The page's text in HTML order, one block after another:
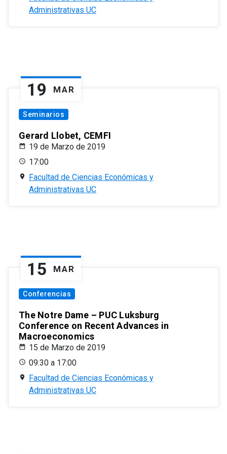
Administrativas UC
19 MAR
Seminarios
Gerard Llobet, CEMFI
19 de Marzo de 2019
17:00
Facultad de Ciencias Económicas y
Administrativas UC
15 MAR
Conferencias
The Notre Dame – PUC Luksburg
Conference on Recent Advances in
Macroeconomics
15 de Marzo de 2019
09:30 a 17:00
Facultad de Ciencias Económicas y
Administrativas UC